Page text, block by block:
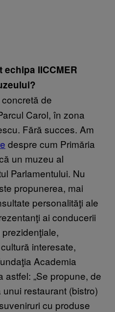
IICCMER
de
Carol, în zona
Fără succes. Am
despre cum Primăria
un muzeu al
Parlamentului. Nu
propunerea, mai
personalităţi ale
ai conducerii
interesate,
Academia
astfel: „Se propune, de
restaurant (bistro)
cu produse